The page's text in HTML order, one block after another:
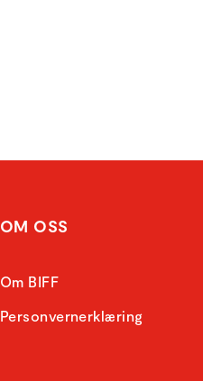
OM OSS
Om BIFF
Personvernerklæring